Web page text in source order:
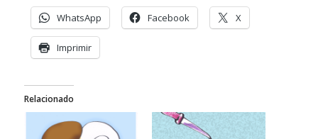
WhatsApp Facebook X
Imprimir
Relacionado